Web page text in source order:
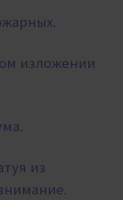
изложении
из